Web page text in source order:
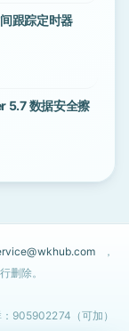
跟踪定时器
5.7 数据安全擦
，
删除。
905902274（可加）